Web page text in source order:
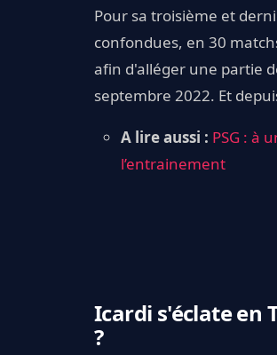
Pour sa troisième et
confondues, en 30
afin d'alléger une partie
septembre 2022. Et
A lire aussi : PSG : à
l’entrainement
Icardi s'éclate en
?